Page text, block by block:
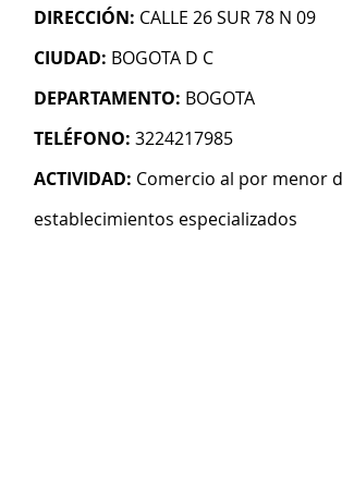
DIRECCIÓN: CALLE 26 SUR 78 N 09
CIUDAD: BOGOTA D C
DEPARTAMENTO: BOGOTA
TELÉFONO: 3224217985
ACTIVIDAD: Comercio al por menor
establecimientos especializados